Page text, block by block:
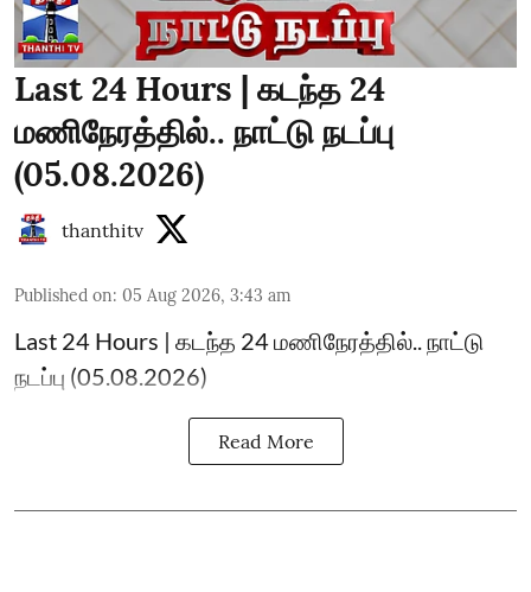
Last 24 Hours | கடந்த 24
மணிநேரத்தில்.. நாட்டு நடப்பு
(05.08.2026)
thanthitv
Published on: 05 Aug 2026, 3:43 am
Last 24 Hours | கடந்த 24 மணிநேரத்தில்.. நாட்டு
நடப்பு (05.08.2026)
Read More